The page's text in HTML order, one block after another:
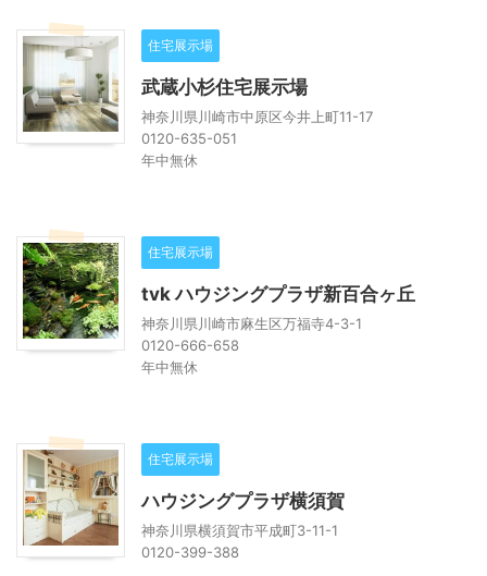
住宅展示場
武蔵小杉住宅展示場
神奈川県川崎市中原区今井上町11-17
0120-635-051
年中無休
住宅展示場
tvk ハウジングプラザ新百合ヶ丘
神奈川県川崎市麻生区万福寺4-3-1
0120-666-658
年中無休
住宅展示場
ハウジングプラザ横須賀
神奈川県横須賀市平成町3-11-1
0120-399-388